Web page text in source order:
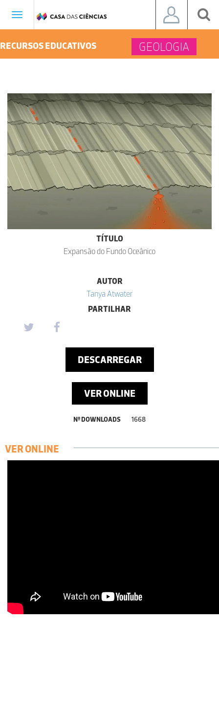
Toggle
RECURSOS EDUCATIVOS GEOLOGIA
TÍTULO
Expansão do Fundo Oceânico
AUTOR
Tanya Atwater
PARTILHAR
DESCARREGAR
VER ONLINE
Nº DOWNLOADS 1668
VER ONLINE